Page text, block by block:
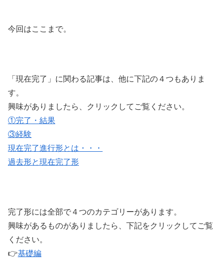
今回はここまで。
「現在完了」に関わる記事は、他に下記の４つもありま
す。
興味がありましたら、クリックしてご覧ください。
①完了・結果
③経験
現在完了進行形とは・・・
過去形と現在完了形
完了形には全部で４つのカテゴリーがあります。
興味があるものがありましたら、下記をクリックしてご覧
ください。
👉基礎編